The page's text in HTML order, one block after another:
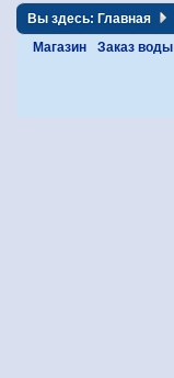
Вы здесь: Главная
Магазин
Заказ воды